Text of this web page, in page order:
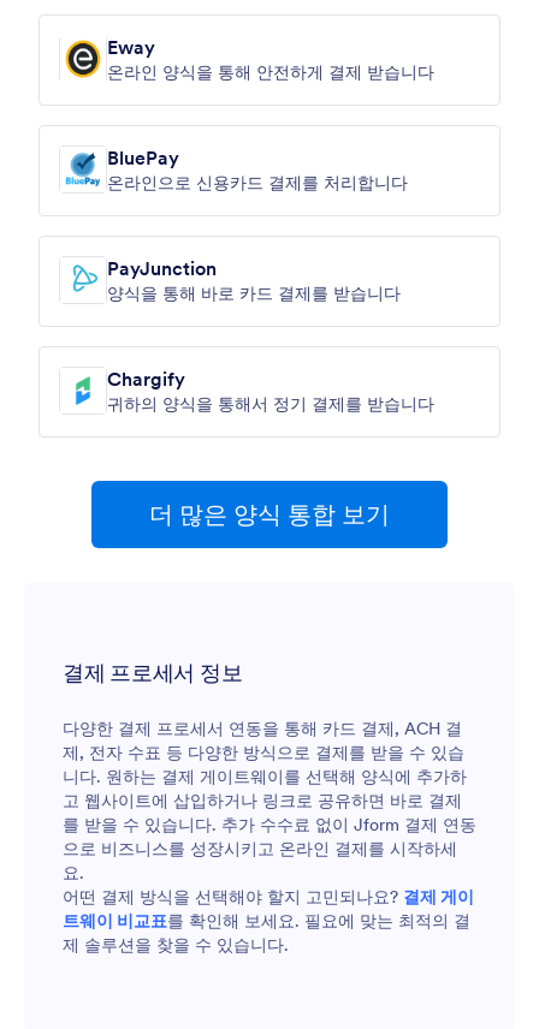
Eway
온라인 양식을 통해 안전하게 결제 받습니다
BluePay
온라인으로 신용카드 결제를 처리합니다
PayJunction
양식을 통해 바로 카드 결제를 받습니다
Chargify
귀하의 양식을 통해서 정기 결제를 받습니다
더 많은 양식 통합 보기
결제 프로세서 정보
다양한 결제 프로세서 연동을 통해 카드 결제, ACH 결
제, 전자 수표 등 다양한 방식으로 결제를 받을 수 있습
니다. 원하는 결제 게이트웨이를 선택해 양식에 추가하
고 웹사이트에 삽입하거나 링크로 공유하면 바로 결제
를 받을 수 있습니다. 추가 수수료 없이 Jform 결제 연동
으로 비즈니스를 성장시키고 온라인 결제를 시작하세
요.
어떤 결제 방식을 선택해야 할지 고민되나요? 결제 게이
트웨이 비교표를 확인해 보세요. 필요에 맞는 최적의 결
제 솔루션을 찾을 수 있습니다.